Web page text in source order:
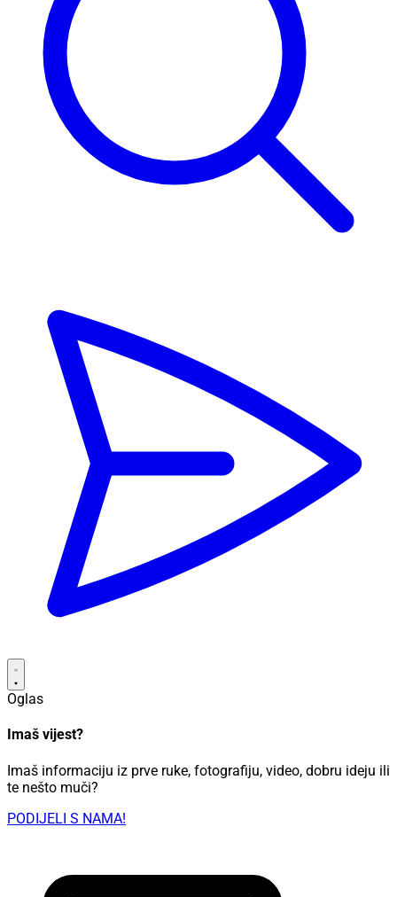
Oglas
Imaš vijest?
Imaš informaciju iz prve ruke, fotografiju, video, dobru ideju ili
te nešto muči?
PODIJELI S NAMA!